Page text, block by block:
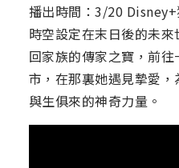
播出時間：3/20
時空設定在末日後的未
回家族的傳家之寶，前
市，在那裏她遇見摯愛
與生俱來的神奇力量。